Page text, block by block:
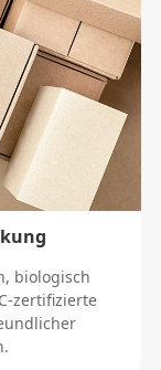
biologisch
zertifizierte